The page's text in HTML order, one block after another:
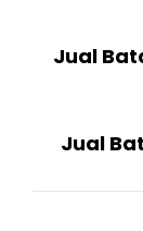
pos
Post
Jual
PostJual